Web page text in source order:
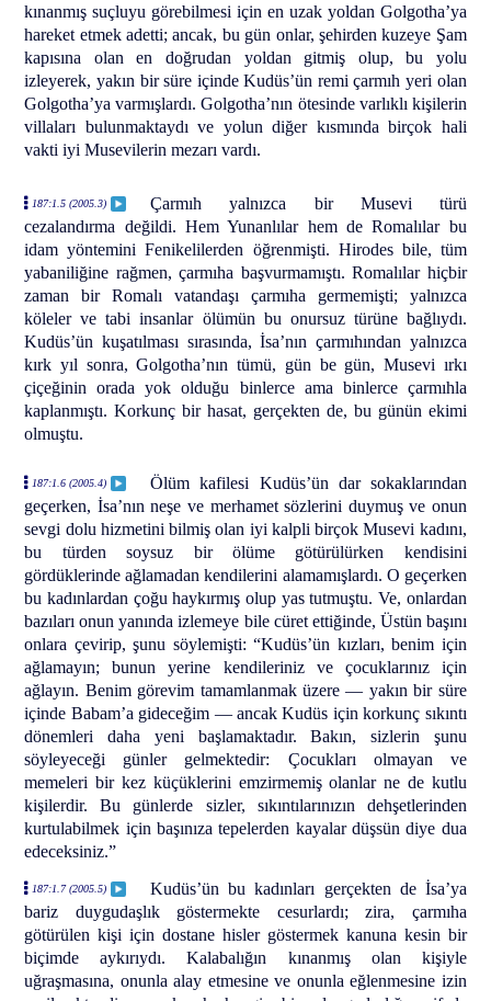
kınanmış suçluyu görebilmesi için en uzak yoldan Golgotha’ya
hareket etmek adetti; ancak, bu gün onlar, şehirden kuzeye Şam
kapısına olan en doğrudan yoldan gitmiş olup, bu yolu
izleyerek, yakın bir süre içinde Kudüs’ün remi çarmıh yeri olan
Golgotha’ya varmışlardı. Golgotha’nın ötesinde varlıklı kişilerin
villaları bulunmaktaydı ve yolun diğer kısmında birçok hali
vakti iyi Musevilerin mezarı vardı.
187:1.5 (2005.3)
Çarmıh yalnızca bir Musevi türü
cezalandırma değildi. Hem Yunanlılar hem de Romalılar bu
idam yöntemini Fenikelilerden öğrenmişti. Hirodes bile, tüm
yabaniliğine rağmen, çarmıha başvurmamıştı. Romalılar hiçbir
zaman bir Romalı vatandaşı çarmıha germemişti; yalnızca
köleler ve tabi insanlar ölümün bu onursuz türüne bağlıydı.
Kudüs’ün kuşatılması sırasında, İsa’nın çarmıhından yalnızca
kırk yıl sonra, Golgotha’nın tümü, gün be gün, Musevi ırkı
çiçeğinin orada yok olduğu binlerce ama binlerce çarmıhla
kaplanmıştı. Korkunç bir hasat, gerçekten de, bu günün ekimi
olmuştu.
187:1.6 (2005.4)
Ölüm kafilesi Kudüs’ün dar sokaklarından
geçerken, İsa’nın neşe ve merhamet sözlerini duymuş ve onun
sevgi dolu hizmetini bilmiş olan iyi kalpli birçok Musevi kadını,
bu türden soysuz bir ölüme götürülürken kendisini
gördüklerinde ağlamadan kendilerini alamamışlardı. O geçerken
bu kadınlardan çoğu haykırmış olup yas tutmuştu. Ve, onlardan
bazıları onun yanında izlemeye bile cüret ettiğinde, Üstün başını
onlara çevirip, şunu söylemişti: “Kudüs’ün kızları, benim için
ağlamayın; bunun yerine kendileriniz ve çocuklarınız için
ağlayın. Benim görevim tamamlanmak üzere — yakın bir süre
içinde Babam’a gideceğim — ancak Kudüs için korkunç sıkıntı
dönemleri daha yeni başlamaktadır. Bakın, sizlerin şunu
söyleyeceği günler gelmektedir: Çocukları olmayan ve
memeleri bir kez küçüklerini emzirmemiş olanlar ne de kutlu
kişilerdir. Bu günlerde sizler, sıkıntılarınızın dehşetlerinden
kurtulabilmek için başınıza tepelerden kayalar düşsün diye dua
edeceksiniz.”
187:1.7 (2005.5)
Kudüs’ün bu kadınları gerçekten de İsa’ya
bariz duygudaşlık göstermekte cesurlardı; zira, çarmıha
götürülen kişi için dostane hisler göstermek kanuna kesin bir
biçimde aykırıydı. Kalabalığın kınanmış olan kişiyle
uğraşmasına, onunla alay etmesine ve onunla eğlenmesine izin